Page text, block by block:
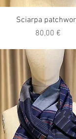
Vista rapida
Sciarpa
Prezzo
80,00 €